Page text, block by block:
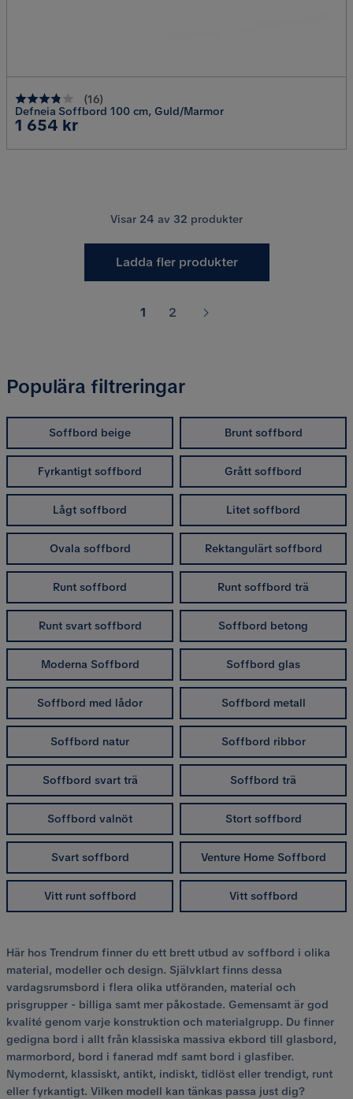
(16)
Defneia Soffbord 100 cm, Guld/Marmor
Pris
1 654 kr
Visar 24 av 32 produkter
Ladda fler produkter
1 2
Populära filtreringar
Soffbord beige Brunt soffbord
Fyrkantigt soffbord Grått soffbord
Lågt soffbord Litet soffbord
Ovala soffbord Rektangulärt soffbord
Runt soffbord Runt soffbord trä
Runt svart soffbord Soffbord betong
Moderna Soffbord Soffbord glas
Soffbord med lådor Soffbord metall
Soffbord natur Soffbord ribbor
Soffbord svart trä Soffbord trä
Soffbord valnöt Stort soffbord
Svart soffbord Venture Home Soffbord
Vitt runt soffbord Vitt soffbord
Här hos Trendrum finner du ett brett utbud av soffbord i olika
material, modeller och design. Självklart finns dessa
vardagsrumsbord i flera olika utföranden, material och
prisgrupper - billiga samt mer påkostade. Gemensamt är god
kvalité genom varje konstruktion och materialgrupp. Du finner
gedigna bord i allt från klassiska massiva ekbord till glasbord,
marmorbord, bord i fanerad mdf samt bord i glasfiber.
Nymodernt, klassiskt, antikt, indiskt, tidlöst eller trendigt, runt
eller fyrkantigt. Vilken modell kan tänkas passa just dig?